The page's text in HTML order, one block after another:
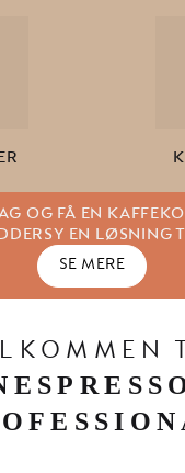
OG FÅ EN
EN LØSNING
SE MERE